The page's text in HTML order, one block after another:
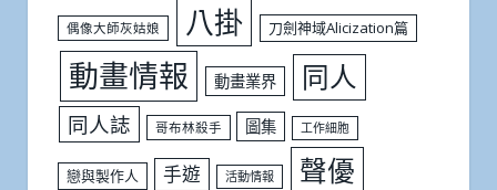
偶像大師灰姑娘 八掛 刀劍神域Alicization篇
動畫情報 動畫業界 同人
同人誌 哥布林殺手 圖集 工作細胞
戀與製作人 手遊 活動情報 聲優